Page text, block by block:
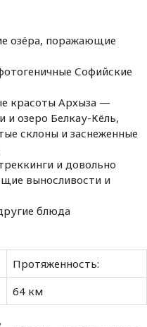
озёра, поражающие
Софийские
красоты Архыза —
и озеро Белкау-Кёль,
склоны и заснеженные
и довольно
выносливости и
блюда
Протяженность:
64 км